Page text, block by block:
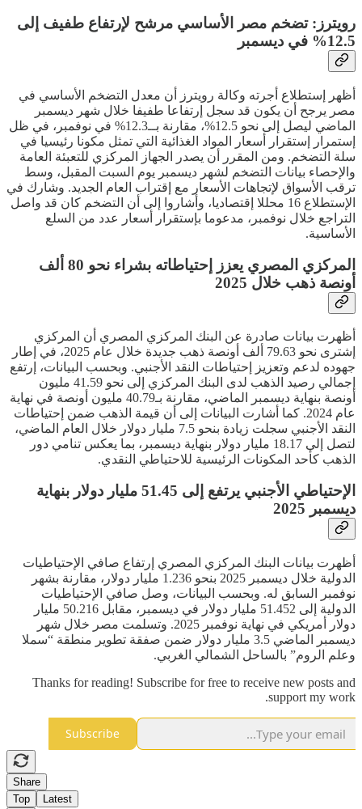
رويترز: تضخم مصر الأساسي مرشح لإرتفاع طفيف إلى
12.5% في ديسمبر
أظهر إستطلاع أجرته وكالة رويترز أن معدل التضخم الأساسي في
مصر يرجح أن يكون قد سجل إرتفاعا طفيفا خلال شهر ديسمبر
الماضي ليصل إلى نحو 12.5%، مقارنة بــ12.3% في نوفمبر، في ظل
إستمرار إستقرار أسعار المواد الغذائية التي تمثل مكونا رئيسيا في
سلة التضخم. ومن المقرر أن يصدر الجهاز المركزي للتعبئة العامة
والإحصاء بيانات التضخم لشهر ديسمبر يوم السبت المقبل، وسط
ترقب الأسواق لإتجاهات الأسعار مع إقتراب العام الجديد. وشارك في
الإستطلاع 16 محللا إقتصاديا، وأشاروا إلى أن التضخم كان قد واصل
التراجع خلال نوفمبر، مدعوما بإستقرار أسعار عدد من السلع
الأساسية.
المركزي المصري يعزز إحتياطاته بشراء نحو 80 ألف
أونصة ذهب خلال 2025
أظهرت بيانات صادرة عن البنك المركزي المصري أن المركزي
إشترى نحو 79.63 ألف أونصة ذهب جديدة خلال عام 2025، في إطار
جهوده لدعم وتعزيز إحتياطات النقد الأجنبي. وبحسب البيانات، إرتفع
إجمالي رصيد الذهب لدى البنك المركزي إلى نحو 41.59 مليون
أونصة بنهاية ديسمبر الماضي، مقارنة بـ40.79 مليون أونصة في نهاية
عام 2024. كما أشارت البيانات إلى أن قيمة الذهب ضمن إحتياطات
النقد الأجنبي سجلت زيادة بنحو 7.5 مليار دولار خلال العام الماضي،
لتصل إلى 18.17 مليار دولار بنهاية ديسمبر، بما يعكس تنامي دور
الذهب كأحد المكونات الرئيسية للاحتياطي النقدي.
الإحتياطي الأجنبي يرتفع إلى 51.45 مليار دولار بنهاية
ديسمبر 2025
أظهرت بيانات البنك المركزي المصري إرتفاع صافي الإحتياطيات
الدولية خلال ديسمبر 2025 بنحو 1.236 مليار دولار، مقارنة بشهر
نوفمبر السابق له. وبحسب البيانات، وصل صافي الإحتياطيات
الدولية إلى 51.452 مليار دولار في ديسمبر، مقابل 50.216 مليار
دولار أمريكي في نهاية نوفمبر 2025. وتسلمت مصر خلال شهر
ديسمبر الماضي 3.5 مليار دولار ضمن صفقة تطوير منطقة “سملا
وعلم الروم” بالساحل الشمالي الغربي.
Thanks for reading! Subscribe for free to receive new posts and
support my work.
Subscribe
Share
Top
Latest